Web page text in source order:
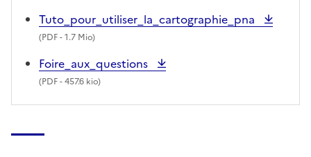
Tuto_pour_utiliser_la_cartographie_pna
(PDF- 1.7 Mio)
Foire_aux_questions
(PDF- 457.6 kio)